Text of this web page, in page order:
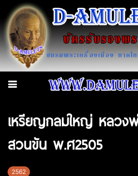
เหรียญกลมใหญ่ หลวง
สวนขัน พ.ศ2505
2562